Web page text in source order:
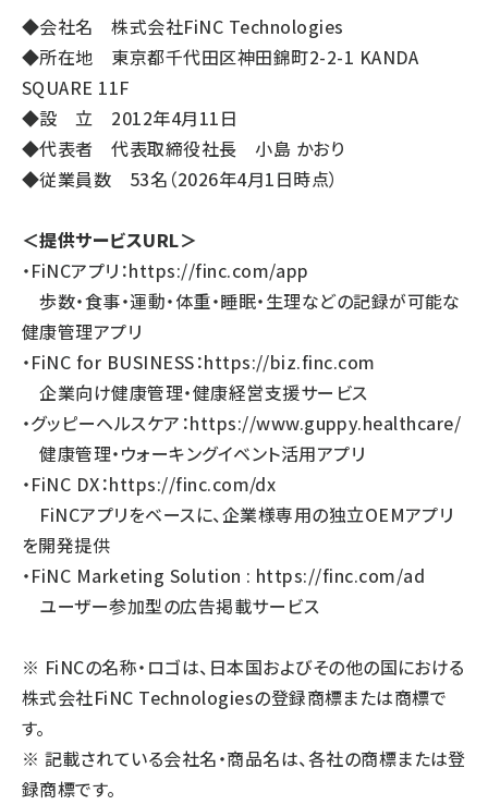
◆会社名 株式会社FiNC Technologies
◆所在地 東京都千代田区神田錦町2-2-1 KANDA
SQUARE 11F
◆設 立 2012年4月11日
◆代表者 代表取締役社長 小島 かおり
◆従業員数 53名（2026年4月1日時点）
＜提供サービスURL＞
・FiNCアプリ：https://finc.com/app
歩数・食事・運動・体重・睡眠・生理などの記録が可能な
健康管理アプリ
・FiNC for BUSINESS：https://biz.finc.com
企業向け健康管理・健康経営支援サービス
・グッピーヘルスケア：https://www.guppy.healthcare/
健康管理・ウォーキングイベント活用アプリ
・FiNC DX：https://finc.com/dx
FiNCアプリをベースに、企業様専用の独立OEMアプリ
を開発提供
・FiNC Marketing Solution : https://finc.com/ad
ユーザー参加型の広告掲載サービス
※ FiNCの名称・ロゴは、日本国およびその他の国における
株式会社FiNC Technologiesの登録商標または商標で
す。
※ 記載されている会社名・商品名は、各社の商標または登
録商標です。